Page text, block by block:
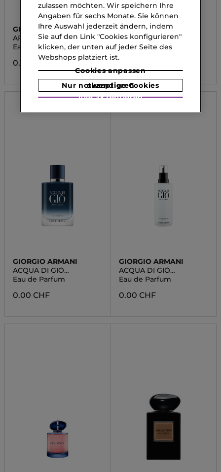
GIORGIO ARMANI
ARMANI CODE ELIXIR
Eau de Parfum
0.00 CHF
GIORGIO ARMANI
NOIR KOGANE
Eau de Parfum
0.00 CHF
GIORGIO ARMANI
ACQUA DI GIÒ
PROFONDO
Eau de Parfum
0.00 CHF
GIORGIO ARMANI
ACQUA DI GIÒ
PROFONDO
Eau de Parfum
0.00 CHF
zulassen möchten. Wir speichern Ihre
Angaben für sechs Monate. Sie können
Ihre Auswahl jederzeit ändern, indem
Sie auf den Link "Cookies konfigurieren"
klicken, der unten auf jeder Seite des
Webshops platziert ist.
Cookies anpassen
Nur notwendige Cookies akzeptieren
Alle akzeptieren